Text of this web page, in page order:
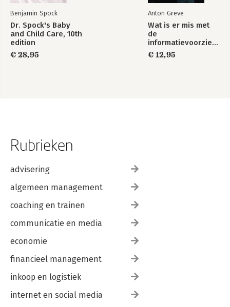
Benjamin Spock
Dr. Spock's Baby
and Child Care, 10th
edition
€ 28,95
Anton Greve
Wat is er mis met
de
informatievoorziening
in Nederland ?
€ 12,95
Rubrieken
advisering
algemeen management
coaching en trainen
communicatie en media
economie
financieel management
inkoop en logistiek
internet en social media